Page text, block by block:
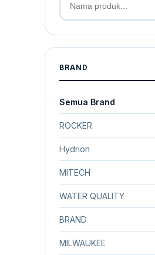
BRAND
Semua Brand
ROCKER
Hydrion
MITECH
WATER QUALITY
BRAND
MILWAUKEE